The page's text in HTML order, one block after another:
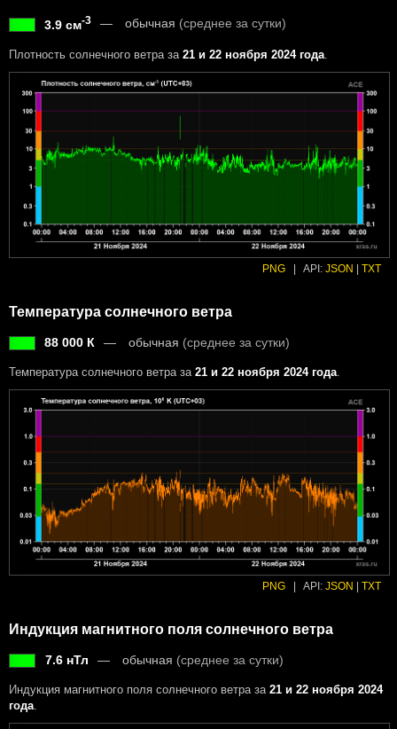
3.9 см-3 обычная (среднее за сутки)
Плотность солнечного ветра за 21 и 22 ноября 2024 года.
PNG | API: JSON | TXT
Температура солнечного ветра
88 000 К обычная (среднее за сутки)
Температура солнечного ветра за 21 и 22 ноября 2024 года
PNG | API: JSON | TXT
Индукция магнитного поля солнечного ветра
7.6 нТл обычная (среднее за сутки)
Индукция магнитного поля солнечного ветра за 21 и 22 ноября 2024
года